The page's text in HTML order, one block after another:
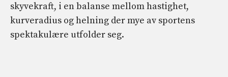
skyvekraft, i en balanse mellom hastighet,
kurveradius og helning der mye av sportens
spektakulære utfolder seg.